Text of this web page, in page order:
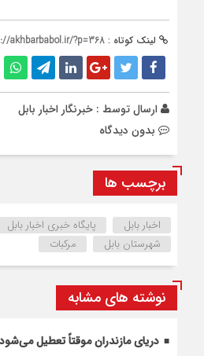
لینک کوتاه : akhbarbabol.ir/?p=368
ارسال توسط : خبرنگار اخبار بابل
بدون دیدگاه
برچسب ها
اخبار بابل پایگاه خبری اخبار بابل
شهرستان بابل
مرکبات
نوشته های مشابه
دریای مازندران موقتاً تعطیل می‌شود